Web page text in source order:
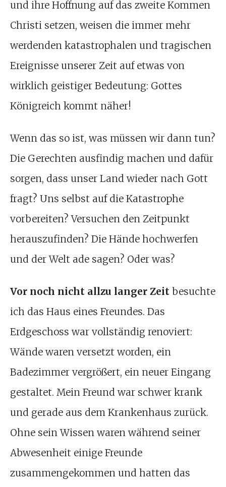
und ihre Hoffnung auf das zweite Kommen
Christi setzen, weisen die immer mehr
werdenden katastrophalen und tragischen
Ereignisse unserer Zeit auf etwas von
wirklich geistiger Bedeutung: Gottes
Königreich kommt näher!
Wenn das so ist, was müssen wir dann tun?
Die Gerechten ausfindig machen und dafür
sorgen, dass unser Land wieder nach Gott
fragt? Uns selbst auf die Katastrophe
vorbereiten? Versuchen den Zeitpunkt
herauszufinden? Die Hände hochwerfen
und der Welt ade sagen? Oder was?
Vor noch nicht allzu langer Zeit besuchte
ich das Haus eines Freundes. Das
Erdgeschoss war vollständig renoviert:
Wände waren versetzt worden, ein
Badezimmer vergrößert, ein neuer Eingang
gestaltet. Mein Freund war schwer krank
und gerade aus dem Krankenhaus zurück.
Ohne sein Wissen waren während seiner
Abwesenheit einige Freunde
zusammengekommen und hatten das